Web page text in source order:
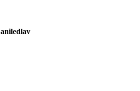
aniledlav